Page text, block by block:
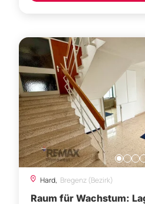
Hard, Bregenz (Bezirk)
Raum für Wachstum: